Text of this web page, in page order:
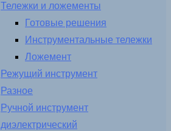
Тележки и ложементы
Готовые решения
Инструментальные тележки
Ложемент
Режущий инструмент
Разное
Ручной инструмент
диэлектрический